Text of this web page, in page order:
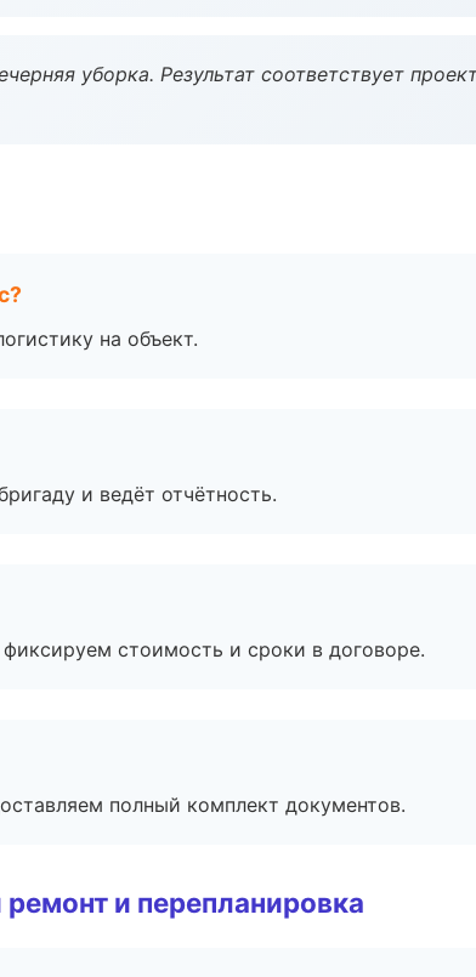
уборка. Результат соответствует
на объект.
и ведёт отчётность.
стоимость и сроки в договоре.
полный комплект документов.
и перепланировка